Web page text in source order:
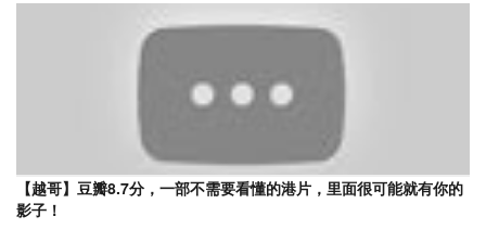
【越哥】豆瓣8.7分，一部不需要看懂的港片，里面很可能就有你的
影子！